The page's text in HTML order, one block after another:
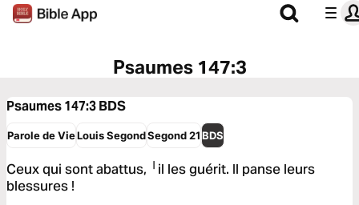
Psaumes 147:3
Psaumes 147:3BDS
Parole de VieLouis SegondSegond 21BDS
Ceux qui sont abattus, ╵il les guérit. Il panse leurs
blessures !